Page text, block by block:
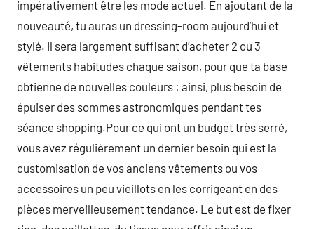
impérativement être les mode actuel. En ajoutant de la
nouveauté, tu auras un dressing-room aujourd’hui et
stylé. Il sera largement suffisant d’acheter 2 ou 3
vêtements habitudes chaque saison, pour que ta base
obtienne de nouvelles couleurs : ainsi, plus besoin de
épuiser des sommes astronomiques pendant tes
séance shopping.Pour ce qui ont un budget très serré,
vous avez régulièrement un dernier besoin qui est la
customisation de vos anciens vêtements ou vos
accessoires un peu vieillots en les corrigeant en des
pièces merveilleusement tendance. Le but est de fixer